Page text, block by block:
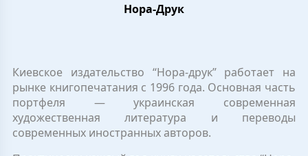
Нора-Друк
Киевское издательство “Нора-друк” работает на
рынке книгопечатания с 1996 года. Основная часть
портфеля — украинская современная
художественная литература и переводы
современных иностранных авторов.